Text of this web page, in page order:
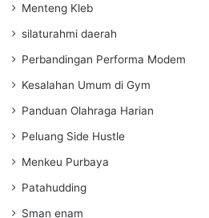
Menteng Kleb
silaturahmi daerah
Perbandingan Performa Modem
Kesalahan Umum di Gym
Panduan Olahraga Harian
Peluang Side Hustle
Menkeu Purbaya
Patahudding
Sman enam